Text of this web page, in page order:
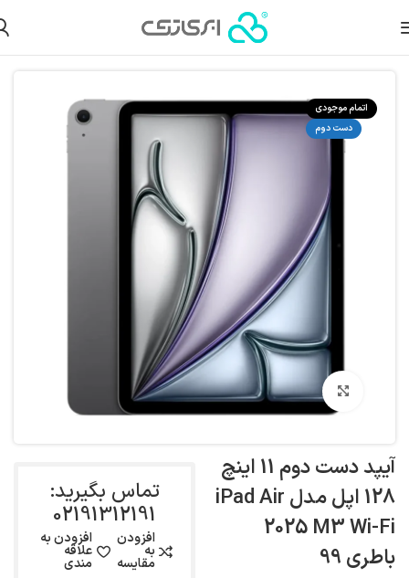
محصولات دست دوم آیپد دست دوم
اتمام موجودی
دست دوم
بزرگنمایی تصویر
آیپد دست دوم 11 اینچ
128 اپل مدل iPad Air
2025 M3 Wi-Fi
باطری 99
تماس بگیرید:
02191312191
افزودن
به
مقایسه
افزودن به
علاقه
مندی